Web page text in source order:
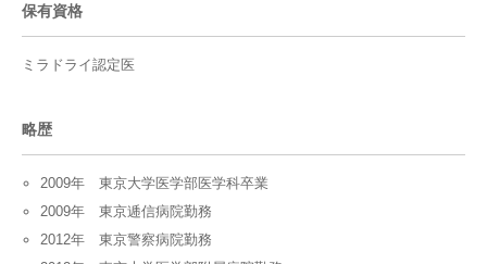
保有資格
ミラドライ認定医
略歴
2009年 東京大学医学部医学科卒業
2009年 東京逓信病院勤務
2012年 東京警察病院勤務